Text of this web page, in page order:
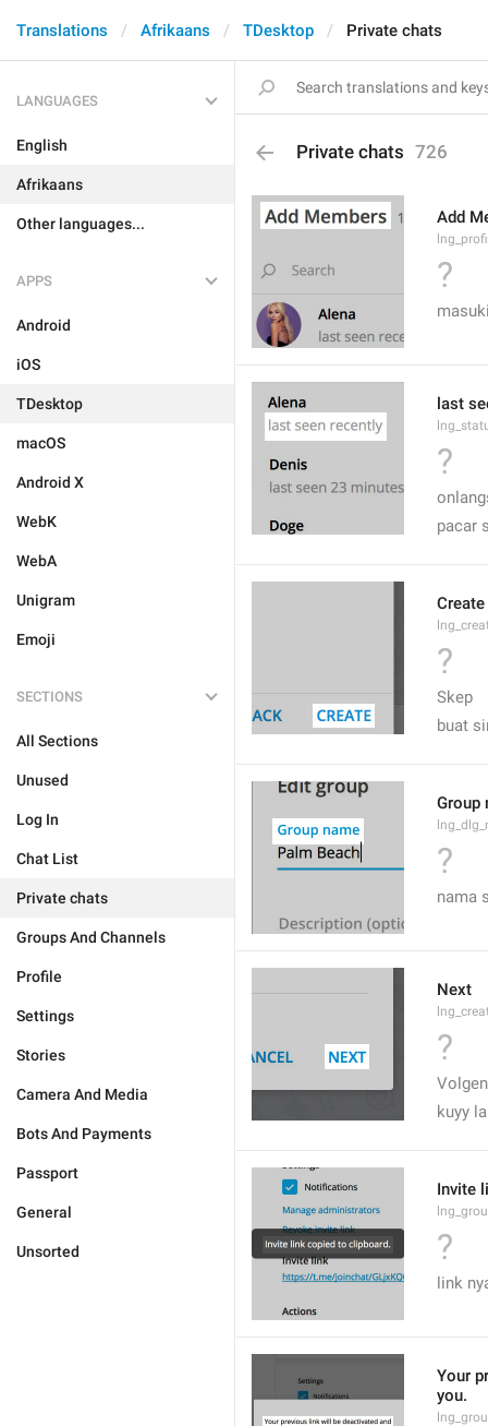
Translations Afrikaans TDesktop Private chats
LANGUAGES
English
Afrikaans
Other languages...
APPS
Android
iOS
TDesktop
macOS
Android X
WebK
WebA
Unigram
Emoji
SECTIONS
All Sections
Unused
Log In
Chat List
Private chats
Groups And Channels
Profile
Settings
Stories
Camera And Media
Bots And Payments
Passport
General
Unsorted
Private chats 726
Add
?
last
?
pacar
Create
?
Skep
buat
Group
?
nama
Next
?
kuyy
Invite
?
link
Your
you.